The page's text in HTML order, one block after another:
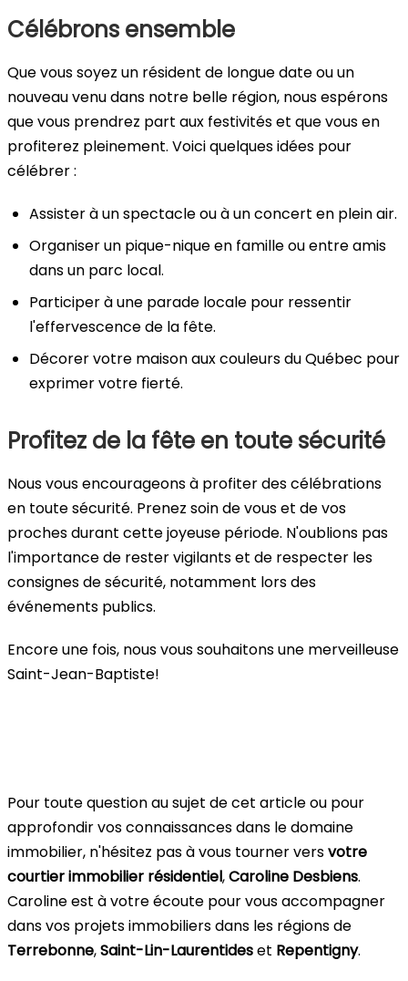
Célébrons ensemble
Que vous soyez un résident de longue date ou un
nouveau venu dans notre belle région, nous espérons
que vous prendrez part aux festivités et que vous en
profiterez pleinement. Voici quelques idées pour
célébrer :
Assister à un spectacle ou à un concert en plein air.
Organiser un pique-nique en famille ou entre amis
dans un parc local.
Participer à une parade locale pour ressentir
l'effervescence de la fête.
Décorer votre maison aux couleurs du Québec pour
exprimer votre fierté.
Profitez de la fête en toute sécurité
Nous vous encourageons à profiter des célébrations
en toute sécurité. Prenez soin de vous et de vos
proches durant cette joyeuse période. N'oublions pas
l'importance de rester vigilants et de respecter les
consignes de sécurité, notamment lors des
événements publics.
Encore une fois, nous vous souhaitons une merveilleuse
Saint-Jean-Baptiste!
Pour toute question au sujet de cet article ou pour
approfondir vos connaissances dans le domaine
immobilier, n'hésitez pas à vous tourner versvotre
courtier immobilier résidentiel,Caroline Desbiens.
Caroline est à votre écoute pour vous accompagner
dans vos projets immobiliers dans les régions de
Terrebonne,Saint-Lin-Laurentideset Repentigny.